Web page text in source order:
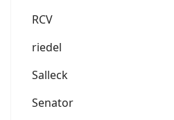
RCV
riedel
Salleck
Senator